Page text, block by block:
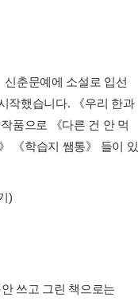
춘문예에 소설로 입선
작했습니다. 《우리 한과
품으로 《다른 건 안 먹
《학습지 쌤통》 들이 있
)
쓰고 그린 책으로는